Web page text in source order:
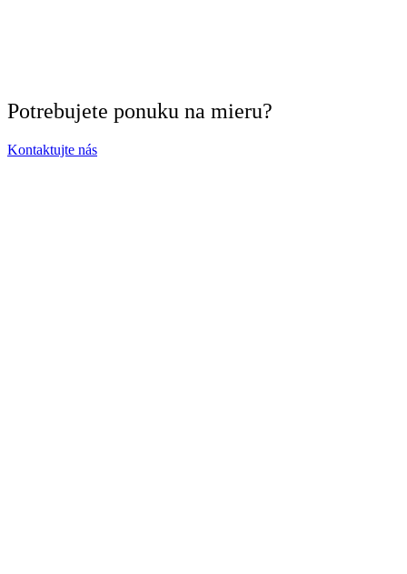
Potrebujete ponuku na mieru?
Kontaktujte nás